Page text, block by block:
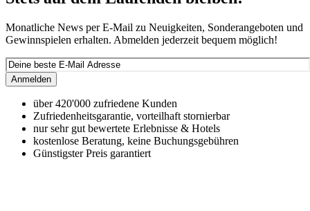
Monatliche News per E-Mail zu Neuigkeiten, Sonderangeboten und
Gewinnspielen erhalten. Abmelden jederzeit bequem möglich!
Anmelden
über 420'000 zufriedene Kunden
Zufriedenheitsgarantie, vorteilhaft stornierbar
nur sehr gut bewertete Erlebnisse & Hotels
kostenlose Beratung, keine Buchungsgebühren
Günstigster Preis garantiert